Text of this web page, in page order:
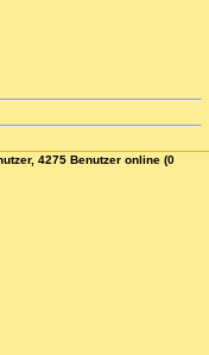
4275 Benutzer online (0